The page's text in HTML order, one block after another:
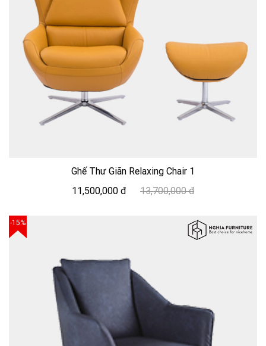
Ghế Thư Giãn Relaxing Chair 1
11,500,000 đ
13,700,000 đ
-15%